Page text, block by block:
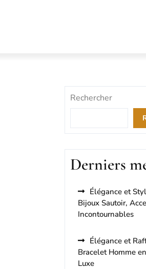
Rechercher
Derniers
Élégance et
Bijoux Sautoir,
Incontournables
Élégance et
Bracelet Homme
Luxe